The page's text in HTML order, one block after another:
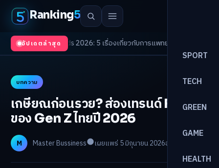
Ranking5
SPORT
TECH
GREEN
GAME
HEALTH
อัปเดตล่าสุด
Trends 2026: 5 เรื่องเกี่ยวกับการแพทย์ที่ควรรู้/ดอกเบี้ยขาขึ้นรอบใหม่!
บทความ
เกษียณก่อนรวย? ส่องเทรนด์ FIRE
ของ Gen Z ไทยปี 2026
M Master Bussiness เผยแพร่ 5 มิถุนายน 2026อ่าน 27 นาที